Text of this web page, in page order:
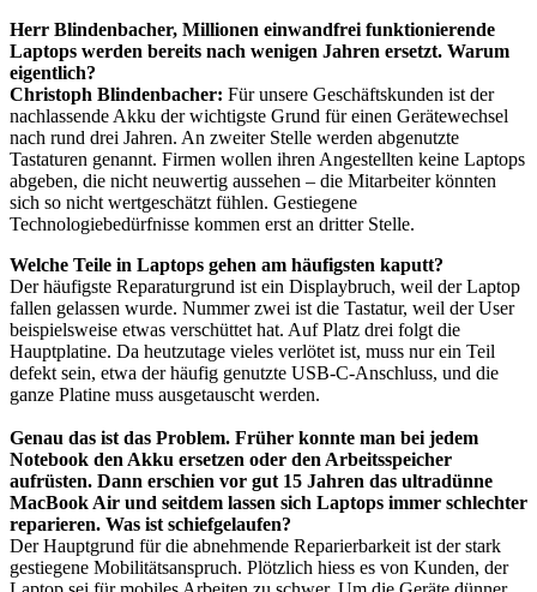
Herr Blindenbacher, Millionen einwandfrei funktionierende
Laptops werden bereits nach wenigen Jahren ersetzt. Warum
eigentlich?
Christoph Blindenbacher: Für unsere Geschäftskunden ist der
nachlassende Akku der wichtigste Grund für einen Gerätewechsel
nach rund drei Jahren. An zweiter Stelle werden abgenutzte
Tastaturen genannt. Firmen wollen ihren Angestellten keine Laptops
abgeben, die nicht neuwertig aussehen – die Mitarbeiter könnten
sich so nicht wertgeschätzt fühlen. Gestiegene
Technologiebedürfnisse kommen erst an dritter Stelle.
Welche Teile in Laptops gehen am häufigsten kaputt?
Der häufigste Reparaturgrund ist ein Displaybruch, weil der Laptop
fallen gelassen wurde. Nummer zwei ist die Tastatur, weil der User
beispielsweise etwas verschüttet hat. Auf Platz drei folgt die
Hauptplatine. Da heutzutage vieles verlötet ist, muss nur ein Teil
defekt sein, etwa der häufig genutzte USB-C-Anschluss, und die
ganze Platine muss ausgetauscht werden.
Genau das ist das Problem. Früher konnte man bei jedem
Notebook den Akku ersetzen oder den Arbeitsspeicher
aufrüsten. Dann erschien vor gut 15 Jahren das ultradünne
MacBook Air und seitdem lassen sich Laptops immer schlechter
reparieren. Was ist schiefgelaufen?
Der Hauptgrund für die abnehmende Reparierbarkeit ist der stark
gestiegene Mobilitätsanspruch. Plötzlich hiess es von Kunden, der